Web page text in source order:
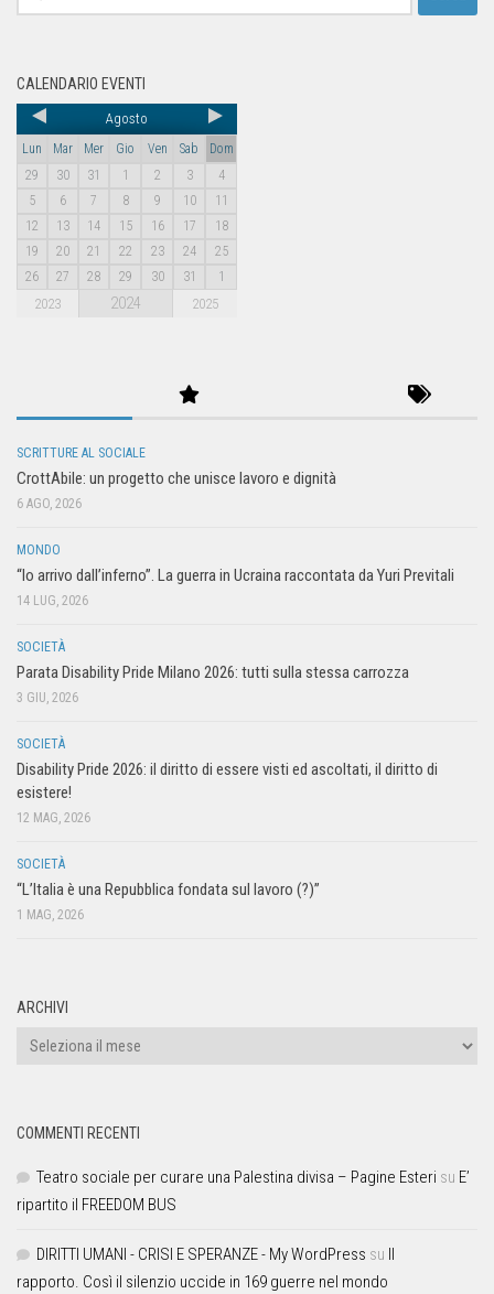
CALENDARIO EVENTI
Agosto
Lun Mar Mer Gio Ven Sab
Dom
29
30 31 1 2 3
4
5
6 7 8 9 10
11
12
13 14 15 16 17
18
19
20 21 22 23 24
25
26
27 28 29 30 31 1
2023 2024 2025
SCRITTURE AL SOCIALE
CrottAbile: un progetto che unisce lavoro e dignità
6 AGO, 2026
MONDO
“Io arrivo dall’inferno”. La guerra in Ucraina raccontata da Yuri Previtali
14 LUG, 2026
SOCIETÀ
Parata Disability Pride Milano 2026: tutti sulla stessa carrozza
3 GIU, 2026
SOCIETÀ
Disability Pride 2026: il diritto di essere visti ed ascoltati, il diritto di
esistere!
12 MAG, 2026
SOCIETÀ
“L’Italia è una Repubblica fondata sul lavoro (?)”
1 MAG, 2026
ARCHIVI
COMMENTI RECENTI
Teatro sociale per curare una Palestina divisa – Pagine Esteri su E’
ripartito il FREEDOM BUS
DIRITTI UMANI - CRISI E SPERANZE - My WordPress su Il
rapporto. Così il silenzio uccide in 169 guerre nel mondo